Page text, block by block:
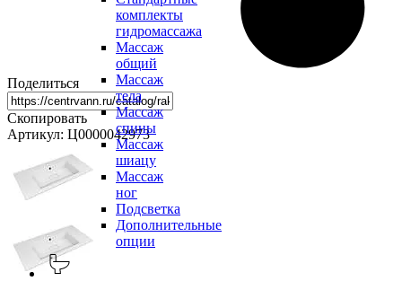
комплекты
гидромассажа
Массаж
общий
Массаж
тела
Массаж
спины
Массаж
шиацу
Массаж
ног
Подсветка
Дополнительные
опции
Поделиться
Скопировать
Артикул: Ц0000042973